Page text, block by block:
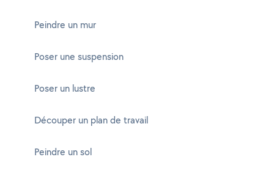
Peindre un mur
Poser une suspension
Poser un lustre
Découper un plan de travail
Peindre un sol